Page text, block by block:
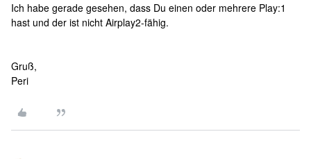
Ich habe gerade gesehen, dass Du einen oder mehrere Play:1
hast und der ist nicht Airplay2-fähig.
Gruß,
Peri